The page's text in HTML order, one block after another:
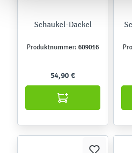
Schaukel-Dackel
Produktnummer: 609016
54,90 €